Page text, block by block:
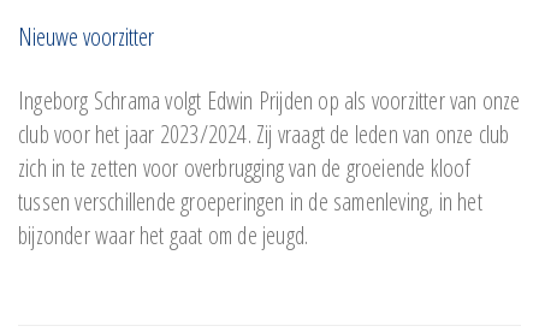
Nieuwe voorzitter
Ingeborg Schrama volgt Edwin Prijden op als voorzitter van onze
club voor het jaar 2023/2024. Zij vraagt de leden van onze club
zich in te zetten voor overbrugging van de groeiende kloof
tussen verschillende groeperingen in de samenleving, in het
bijzonder waar het gaat om de jeugd.